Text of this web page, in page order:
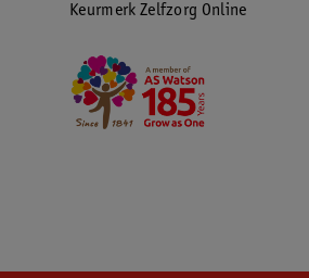
Keurmerk Zelfzorg Online